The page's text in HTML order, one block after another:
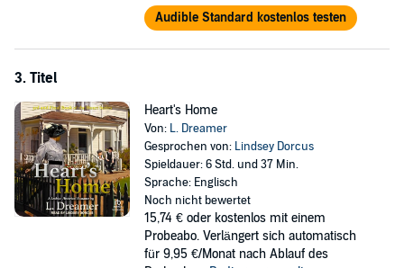
Audible Standard kostenlos testen
3. Titel
Heart's Home
Von: L. Dreamer
Gesprochen von: Lindsey Dorcus
Spieldauer: 6 Std. und 37 Min.
Sprache: Englisch
Noch nicht bewertet
15,74 € oder kostenlos mit einem
Probeabo. Verlängert sich automatisch
für 9,95 €/Monat nach Ablauf des